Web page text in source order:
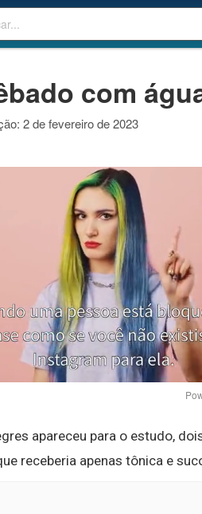
com
2 de fevereiro de 2023
apareceu para o estudo,
receberia apenas tônica e